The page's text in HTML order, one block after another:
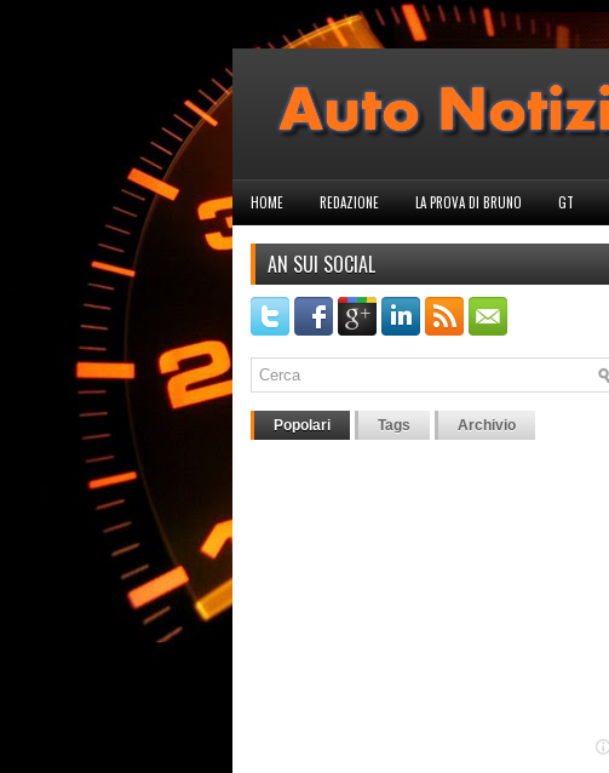
HOME REDAZIONE LA PROVA DI BRUNO GT
AN SUI SOCIAL
Popolari Tags Archivio